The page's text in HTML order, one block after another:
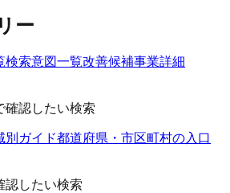
ー
検索意図一覧改善候補事業詳細
確認したい検索
別ガイド都道府県・市区町村の入口
認したい検索